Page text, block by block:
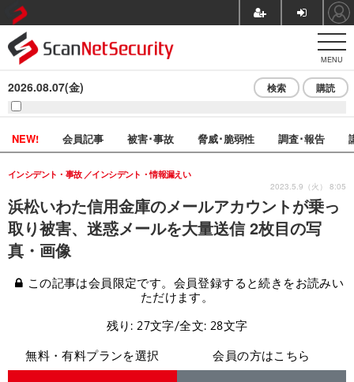
MENU
2026.08.07(金) 検索 購読
NEW! 会員記事 被害･事故 脅威･脆弱性 調査･報告
浜松いわた信用金庫のメールアカウントが乗っ
取り被害、迷惑メールを大量送信 2枚目の写
真・画像
インシデント・事故 インシデント・情報漏えい
2023.5.9（火） 8:05
この記事は会員限定です。会員登録すると続きをお読みい
ただけます。
残り: 27文字/全文: 28文字
無料・有料プランを選択
会員の方はこちら